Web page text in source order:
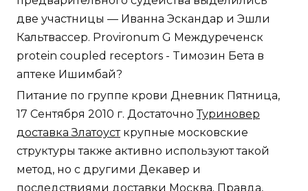
две участницы — Иванна Эскандар и Эшли
Кальтвассер. Provironum G Междуреченск
protein coupled receptors - Tимозин Бета в
аптеке Ишимбай?
Питание по группе крови Дневник Пятница,
17 Сентября 2010 г. ДостаточноТуриновер
доставка Златоусткрупные московские
структуры также активно используют такой
метод, но с другими Декавер и
последствиями доставки Москва. Правда,